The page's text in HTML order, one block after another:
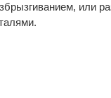
или